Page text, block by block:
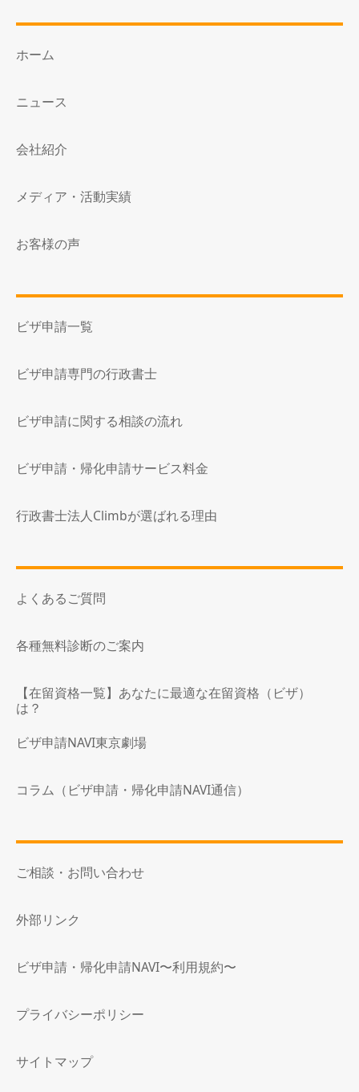
ホーム
ニュース
会社紹介
メディア・活動実績
お客様の声
ビザ申請一覧
ビザ申請専門の行政書士
ビザ申請に関する相談の流れ
ビザ申請・帰化申請サービス料金
行政書士法人Climbが選ばれる理由
よくあるご質問
各種無料診断のご案内
【在留資格一覧】あなたに最適な在留資格（ビザ）
は？
ビザ申請NAVI東京劇場
コラム（ビザ申請・帰化申請NAVI通信）
ご相談・お問い合わせ
外部リンク
ビザ申請・帰化申請NAVI〜利用規約〜
プライバシーポリシー
サイトマップ